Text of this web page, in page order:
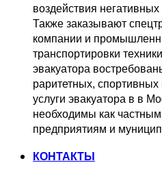
воздействия
Также заказывают
компании и
транспортировки
эвакуатора
раритетных,
услуги эвакуатора в в
необходимы как
предприятиям и
КОНТАКТЫ